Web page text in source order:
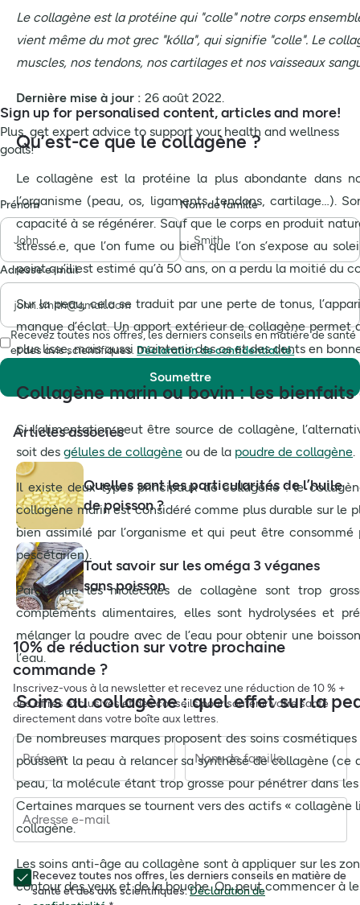
Le collagène est la protéine qui "colle" notre corps
vient même du mot grec "kólla", qui signifie "colle". Le
muscles, nos tendons, nos cartilages et nos vaisseaux
Dernière mise à jour : 26 août 2022.
Qu’est-ce que le collagène ?
Le collagène est la protéine la plus abondante dans
l’organisme (peau, os, ligaments, tendons, cartilage…).
capacité à se régénérer. Sauf que le corps en produit
stressé.e, que l’on fume ou bien que l’on s’expose au
point qu’il est estimé qu’à 50 ans, on a perdu la moitié du
Sur la peau, cela se traduit par une perte de tonus,
manque d’éclat. Un apport extérieur de collagène
plus lisse, mais aussi maintenir des os et des dents en
Collagène marin ou bovin : les
Si l’alimentation peut être source de collagène,
soit des gélules de collagène ou de la poudre de collagène.
Il existe deux types principaux de collagène : le
collagène marin est considéré comme plus durable sur le
bien assimilé par l’organisme et qui peut être
pescétarien).
Parce que les molécules de collagène sont trop
compléments alimentaires, elles sont hydrolysées et
mélanger la poudre avec de l’eau pour obtenir une
l’eau.
Soins au collagène : quel effet sur la
De nombreuses marques proposent des soins
poussent la peau à relancer sa synthèse de collagène
peau, la molécule étant trop grosse pour pénétrer dans
Certaines marques se tournent vers des actifs «
collagène.
Les soins anti-âge au collagène sont à appliquer sur les
contour des yeux et de la bouche. On peut commencer à
Sign up for personalised content, articles and more!
Plus, get expert advice to support your health and wellness
goals!
Prénom Nom de famille
Adresse e-mail
Recevez toutes nos offres, les derniers conseils en matière de santé
et des avis scientifiques. Déclaration de confidentialité.
Soumettre
Articles associés
Quelles sont les particularités de l’huile
de poisson ?
Tout savoir sur les oméga 3 véganes
sans poisson
10% de réduction sur votre prochaine
commande ?
Inscrivez-vous à la newsletter et recevez une réduction de 10 % +
des offres exclusives et des conseils pour soutenir votre santé
directement dans votre boîte aux lettres.
Prénom Nom de famille
Adresse e-mail
Recevez toutes nos offres, les derniers conseils en matière de
santé et des avis scientifiques.Déclaration de